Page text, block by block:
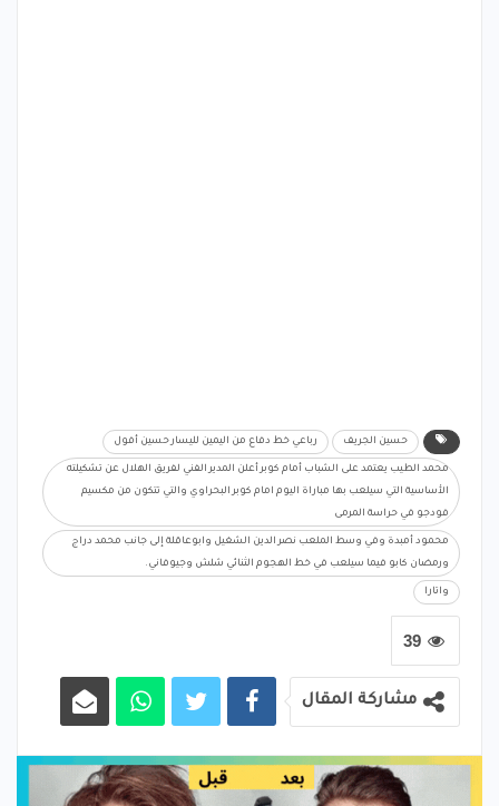
حسين الجريف رباعي خط دفاع من اليمين لليسار حسين أفول
محمد الطيب يعتمد على الشباب أمام كوبر أعلن المدير الفني لفريق الهلال عن تشكيلته
الأساسية التي سيلعب بها مباراة اليوم امام كوبر البحراوي والتي تتكون من مكسيم
فودجو في حراسة المرمى
محمود أمبدة وفي وسط الملعب نصر الدين الشغيل وابوعاقلة إلى جانب محمد دراج
ورمضان كابو فيما سيلعب في خط الهجوم الثنائي شلش وجيوفاني.
واتارا
39
مشاركة المقال